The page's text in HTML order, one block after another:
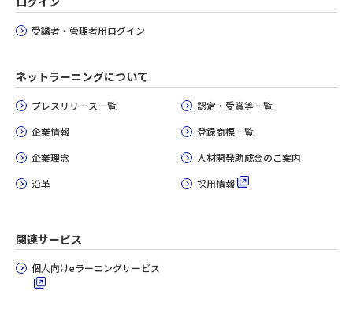
受講者・管理者用ログイン
ネットラーニングについて
プレスリリース一覧
企業情報
企業理念
沿革
認定・受賞等一覧
登録商標一覧
人材開発助成金のご案内
採用情報
関連サービス
個人向けeラーニングサービス